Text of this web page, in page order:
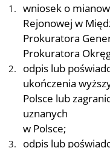
wniosek o
Rejonowej w
Prokuratora
Prokuratora
odpis lub
ukończenia
Polsce lub
uznanych
w Polsce;
odpis lub